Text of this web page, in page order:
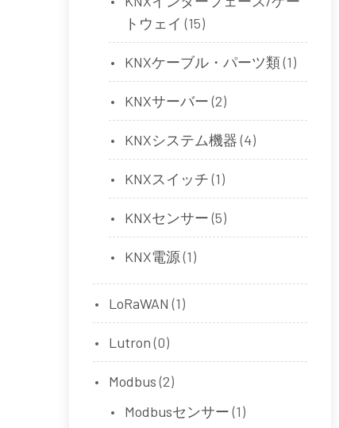
トウェイ (15)
KNXケーブル・パーツ類(1)
KNXサーバー (2)
KNXシステム機器 (4)
KNXスイッチ (1)
KNXセンサー (5)
KNX電源(1)
LoRaWAN (1)
Lutron (0)
Modbus (2)
Modbusセンサー (1)